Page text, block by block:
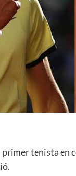
tenista